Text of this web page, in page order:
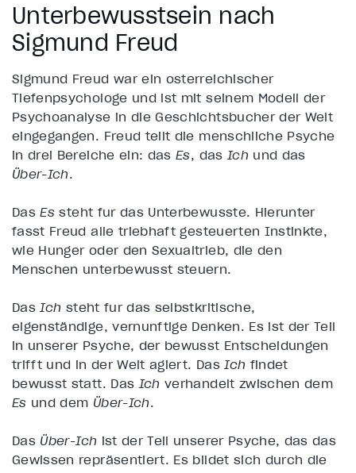
Unterbewusstsein nach
Sigmund Freud
Sigmund Freud war ein österreichischer
Tiefenpsychologe und ist mit seinem Modell der
Psychoanalyse in die Geschichtsbücher der Welt
eingegangen. Freud teilt die menschliche Psyche
in drei Bereiche ein: dasEs, das Ich und das
Über-Ich.
DasEs steht für das Unterbewusste. Hierunter
fasst Freud alle triebhaft gesteuerten Instinkte,
wie Hunger oder den Sexualtrieb, die den
Menschen unterbewusst steuern.
Das Ich steht für das selbstkritische,
eigenständige, vernünftige Denken. Es ist der Teil
in unserer Psyche, der bewusst Entscheidungen
trifft und in der Welt agiert. Das Ich findet
bewusst statt. Das Ichverhandelt zwischen dem
Es und dem Über-Ich.
Das Über-Ich ist der Teil unserer Psyche, das das
Gewissen repräsentiert. Es bildet sich durch die